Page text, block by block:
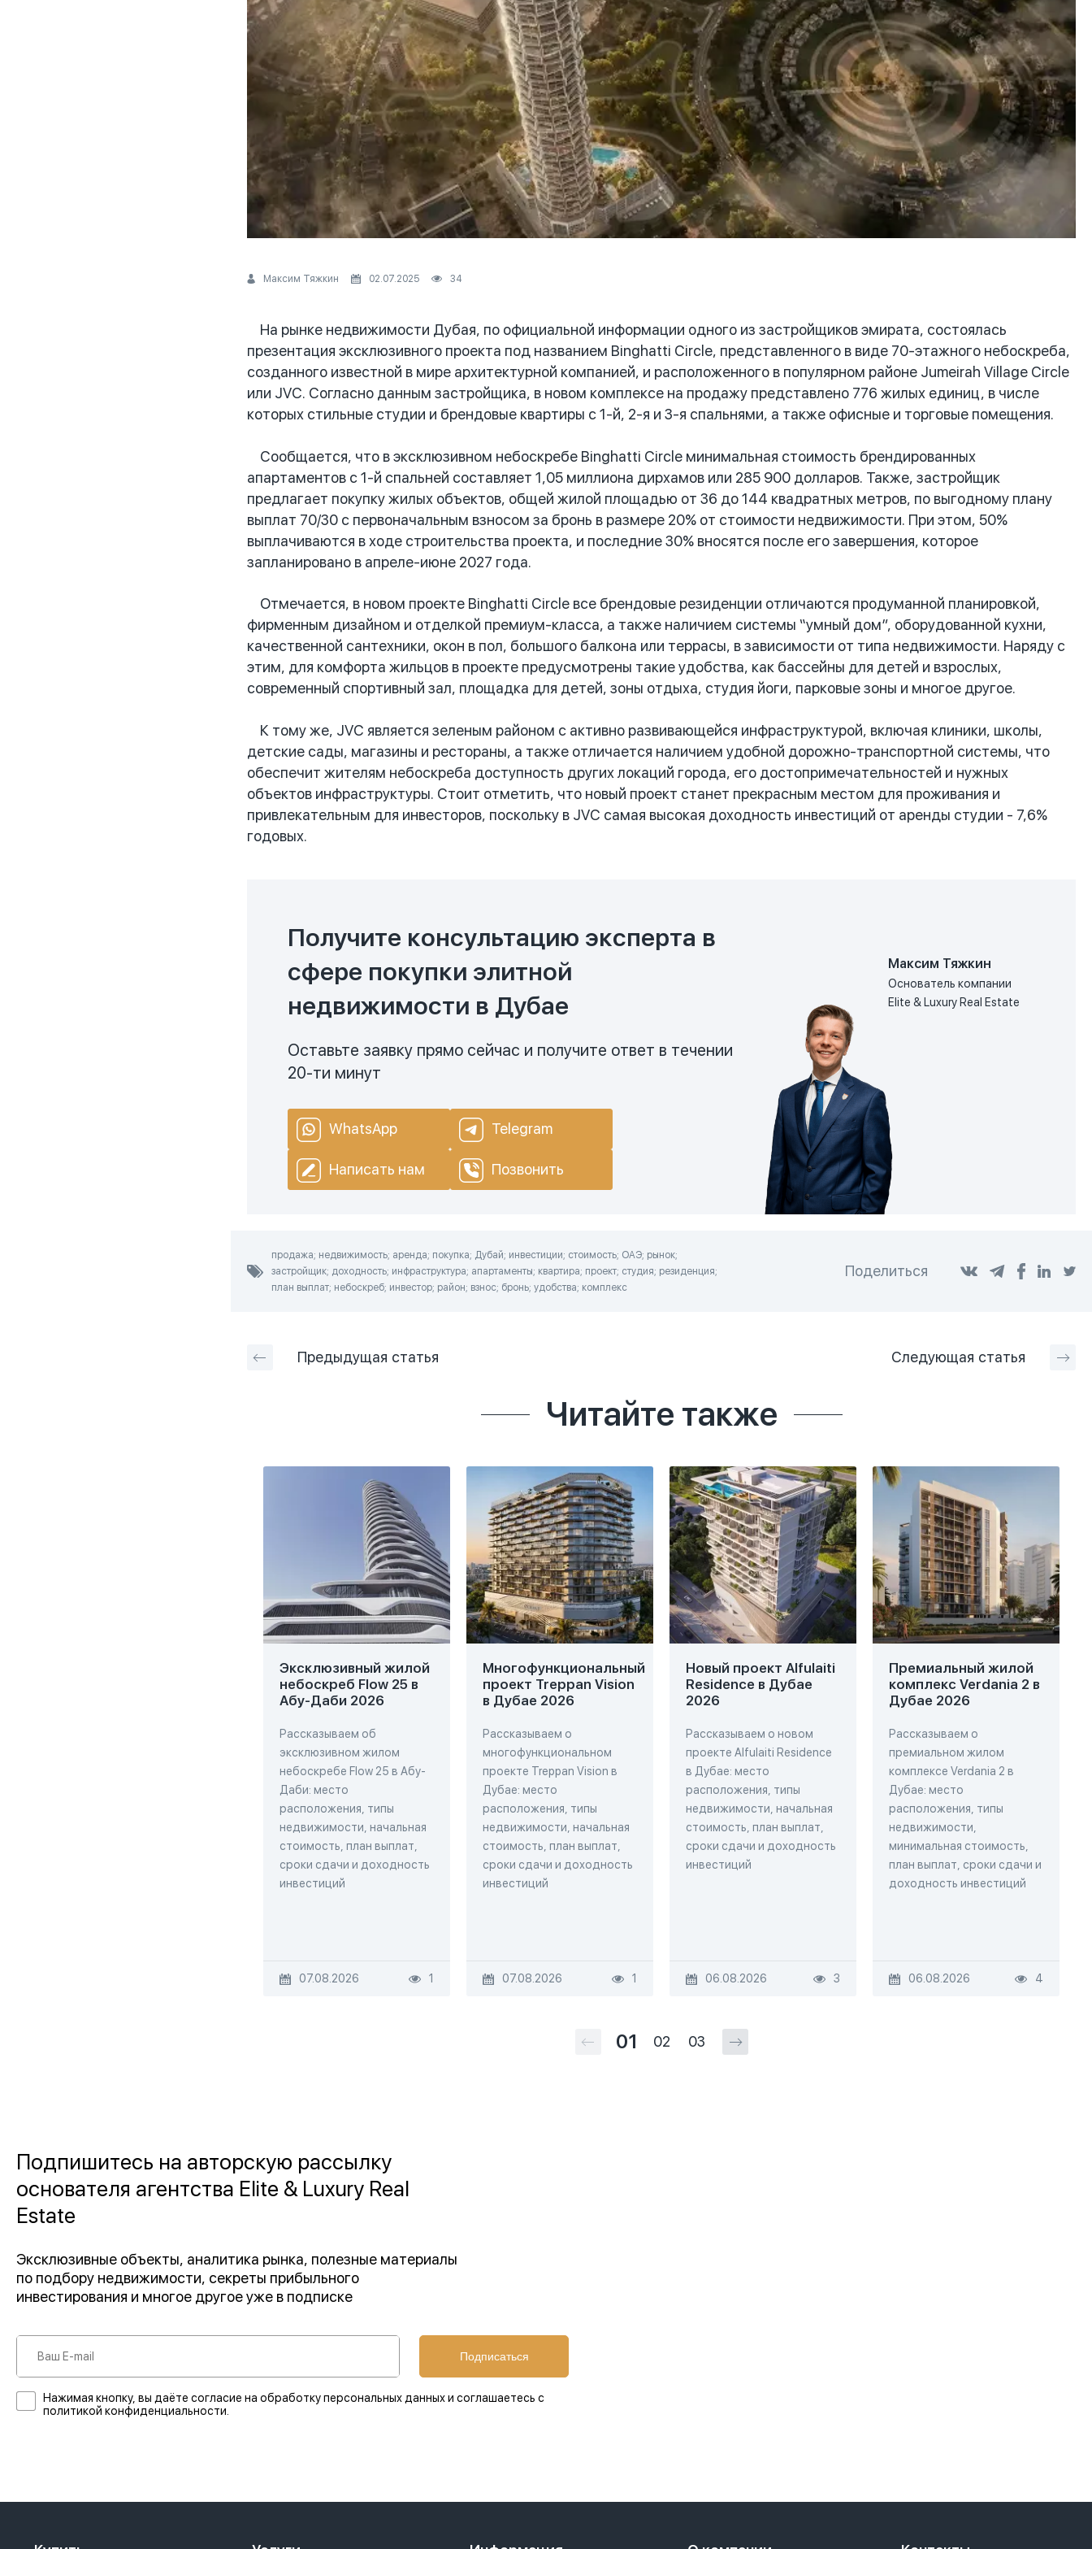
Максим Тяжкин 02.07.2025 34
На рынке недвижимости Дубая, по официальной информации одного из застройщиков эмирата, состоялась
презентация эксклюзивного проекта под названием Binghatti Circle, представленного в виде 70-этажного небоскреба,
созданного известной в мире архитектурной компанией, и расположенного в популярном районе Jumeirah Village Circle
или JVC. Согласно данным застройщика, в новом комплексе на продажу представлено 776 жилых единиц, в числе
которых стильные студии и брендовые квартиры с 1-й, 2-я и 3-я спальнями, а также офисные и торговые помещения.
Сообщается, что в эксклюзивном небоскребе Binghatti Circle минимальная стоимость брендированных
апартаментов с 1-й спальней составляет 1,05 миллиона дирхамов или 285 900 долларов. Также, застройщик
предлагает покупку жилых объектов, общей жилой площадью от 36 до 144 квадратных метров, по выгодному плану
выплат 70/30 с первоначальным взносом за бронь в размере 20% от стоимости недвижимости. При этом, 50%
выплачиваются в ходе строительства проекта, и последние 30% вносятся после его завершения, которое
запланировано в апреле-июне 2027 года.
Отмечается, в новом проекте Binghatti Circle все брендовые резиденции отличаются продуманной планировкой,
фирменным дизайном и отделкой премиум-класса, а также наличием системы “умный дом”, оборудованной кухни,
качественной сантехники, окон в пол, большого балкона или террасы, в зависимости от типа недвижимости. Наряду с
этим, для комфорта жильцов в проекте предусмотрены такие удобства, как бассейны для детей и взрослых,
современный спортивный зал, площадка для детей, зоны отдыха, студия йоги, парковые зоны и многое другое.
К тому же, JVC является зеленым районом с активно развивающейся инфраструктурой, включая клиники, школы,
детские сады, магазины и рестораны, а также отличается наличием удобной дорожно-транспортной системы, что
обеспечит жителям небоскреба доступность других локаций города, его достопримечательностей и нужных
объектов инфраструктуры. Стоит отметить, что новый проект станет прекрасным местом для проживания и
привлекательным для инвесторов, поскольку в JVC самая высокая доходность инвестиций от аренды студии - 7,6%
годовых.
Получите консультацию эксперта в
сфере покупки элитной
недвижимости в Дубае
Оставьте заявку прямо сейчас и получите ответ в течении
20-ти минут
WhatsApp Telegram
Написать нам Позвонить
Максим Тяжкин
Основатель компании
Elite & Luxury Real Estate
продажа; недвижимость; аренда; покупка; Дубай; инвестиции; стоимость; ОАЭ; рынок;
застройщик; доходность; инфраструктура; апартаменты; квартира; проект; студия; резиденция;
план выплат; небоскреб; инвестор; район; взнос; бронь; удобства; комплекс
Поделиться
Предыдущая статья Следующая статья
Читайте также
Эксклюзивный жилой
небоскреб Flow 25 в
Абу-Даби 2026
Рассказываем об
эксклюзивном жилом
небоскребе Flow 25 в Абу-
Даби: место
расположения, типы
недвижимости, начальная
стоимость, план выплат,
сроки сдачи и доходность
инвестиций
07.08.2026 1
Многофункциональный
проект Treppan Vision
в Дубае 2026
Рассказываем о
многофункциональном
проекте Treppan Vision в
Дубае: место
расположения, типы
недвижимости, начальная
стоимость, план выплат,
сроки сдачи и доходность
инвестиций
07.08.2026 1
Новый проект Alfulaiti
Residence в Дубае
2026
Рассказываем о новом
проекте Alfulaiti Residence
в Дубае: место
расположения, типы
недвижимости, начальная
стоимость, план выплат,
сроки сдачи и доходность
инвестиций
06.08.2026 3
Премиальный жилой
комплекс Verdania 2 в
Дубае 2026
Рассказываем о
премиальном жилом
комплексе Verdania 2 в
Дубае: место
расположения, типы
недвижимости,
минимальная стоимость,
план выплат, сроки сдачи и
доходность инвестиций
06.08.2026 4
01 02 03
Подпишитесь на авторскую рассылку
основателя агентства Elite & Luxury Real
Estate
Эксклюзивные объекты, аналитика рынка, полезные материалы
по подбору недвижимости, секреты прибыльного
инвестирования и многое другое уже в подписке
Подписаться
Нажимая кнопку, вы даёте согласие на обработку персональных данных и соглашаетесь с
политикой конфиденциальности.